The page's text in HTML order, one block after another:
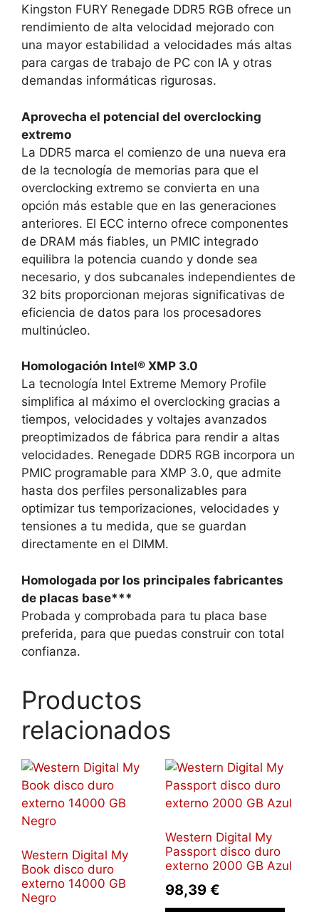
Kingston FURY Renegade DDR5 RGB ofrece un
rendimiento de alta velocidad mejorado con
una mayor estabilidad a velocidades más altas
para cargas de trabajo de PC con IA y otras
demandas informáticas rigurosas.
Aprovecha el potencial del overclocking
extremo
La DDR5 marca el comienzo de una nueva era
de la tecnología de memorias para que el
overclocking extremo se convierta en una
opción más estable que en las generaciones
anteriores. El ECC interno ofrece componentes
de DRAM más fiables, un PMIC integrado
equilibra la potencia cuando y donde sea
necesario, y dos subcanales independientes de
32 bits proporcionan mejoras significativas de
eficiencia de datos para los procesadores
multinúcleo.
Homologación Intel® XMP 3.0
La tecnología Intel Extreme Memory Profile
simplifica al máximo el overclocking gracias a
tiempos, velocidades y voltajes avanzados
preoptimizados de fábrica para rendir a altas
velocidades. Renegade DDR5 RGB incorpora un
PMIC programable para XMP 3.0, que admite
hasta dos perfiles personalizables para
optimizar tus temporizaciones, velocidades y
tensiones a tu medida, que se guardan
directamente en el DIMM.
Homologada por los principales fabricantes
de placas base***
Probada y comprobada para tu placa base
preferida, para que puedas construir con total
confianza.
Productos
relacionados
Western Digital My
Book disco duro
externo 14000 GB
Negro
Western Digital My
Passport disco duro
externo 2000 GB Azul
98,39 €